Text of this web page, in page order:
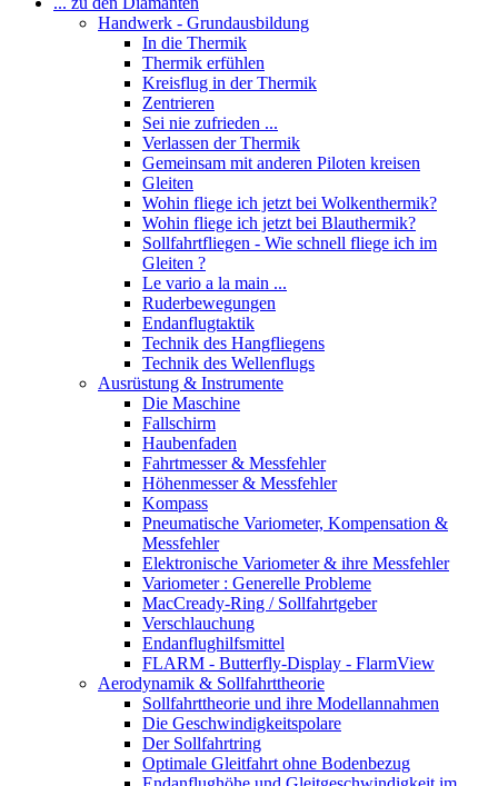
Handwerk - Grundausbildung
In die Thermik
Thermik erfühlen
Kreisflug in der Thermik
Zentrieren
Sei nie zufrieden ...
Verlassen der Thermik
Gemeinsam mit anderen Piloten kreisen
Gleiten
Wohin fliege ich jetzt bei Wolkenthermik?
Wohin fliege ich jetzt bei Blauthermik?
Sollfahrtfliegen - Wie schnell fliege ich im
Gleiten ?
Le vario a la main ...
Ruderbewegungen
Endanflugtaktik
Technik des Hangfliegens
Technik des Wellenflugs
Ausrüstung & Instrumente
Die Maschine
Fallschirm
Haubenfaden
Fahrtmesser & Messfehler
Höhenmesser & Messfehler
Kompass
Pneumatische Variometer, Kompensation &
Messfehler
Elektronische Variometer & ihre Messfehler
Variometer : Generelle Probleme
MacCready-Ring / Sollfahrtgeber
Verschlauchung
Endanflughilfsmittel
FLARM - Butterfly-Display - FlarmView
Aerodynamik & Sollfahrttheorie
Sollfahrttheorie und ihre Modellannahmen
Die Geschwindigkeitspolare
Der Sollfahrtring
Optimale Gleitfahrt ohne Bodenbezug